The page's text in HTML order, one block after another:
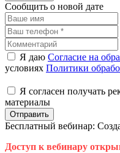
Сообщить о новой дате
Я даю Согласие на
условиях Политики
Я согласен получать
материалы
Отправить
Бесплатный вебинар:
Доступ к вебинару